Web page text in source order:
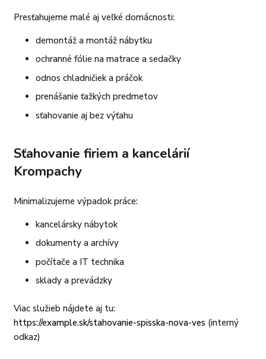
Presťahujeme malé aj veľké domácnosti:
demontáž a montáž nábytku
ochranné fólie na matrace a sedačky
odnos chladničiek a práčok
prenášanie ťažkých predmetov
sťahovanie aj bez výťahu
Sťahovanie firiem a kancelárií
Krompachy
Minimalizujeme výpadok práce:
kancelársky nábytok
dokumenty a archívy
počítače a IT technika
sklady a prevádzky
Viac služieb nájdete aj tu:
https://example.sk/stahovanie-spisska-nova-ves (interný
odkaz)